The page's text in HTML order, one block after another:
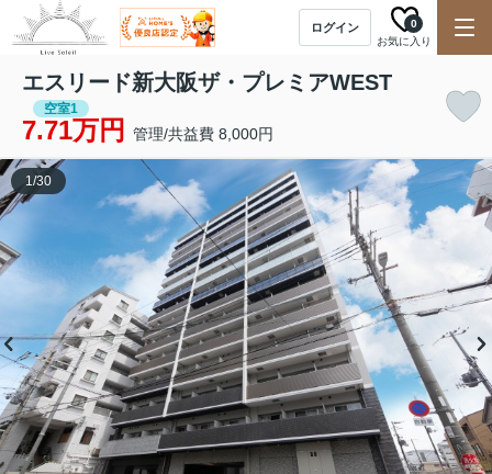
ログイン
お気に入り
0
エスリード新大阪ザ・プレミアWEST
空室1
7.71万円 管理/共益費 8,000円
1/30